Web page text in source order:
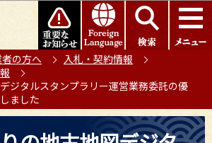
このページの本文へ移動
の方へ
入札・契約情報
ジタルスタンプラリー運営業務委託の優
ました